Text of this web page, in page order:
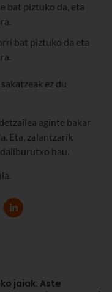
bat piztuko da, eta
bat piztuko da eta
ez du
aginte bakar
Eta, zalantzarik
hau.
jaiak: Aste